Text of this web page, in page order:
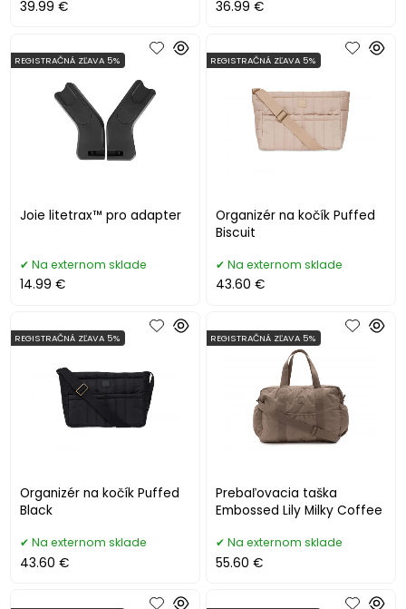
39.99 € 36.99 €
Joie litetrax™ pro adapter
REGISTRAČNÁ ZĽAVA 5%
Na externom sklade
14.99 €
Organizér na kočík Puffed
Biscuit
REGISTRAČNÁ ZĽAVA 5%
Na externom sklade
43.60 €
Organizér na kočík Puffed
Black
REGISTRAČNÁ ZĽAVA 5%
Na externom sklade
43.60 €
Prebaľovacia taška
Embossed Lily Milky Coffee
REGISTRAČNÁ ZĽAVA 5%
Na externom sklade
55.60 €